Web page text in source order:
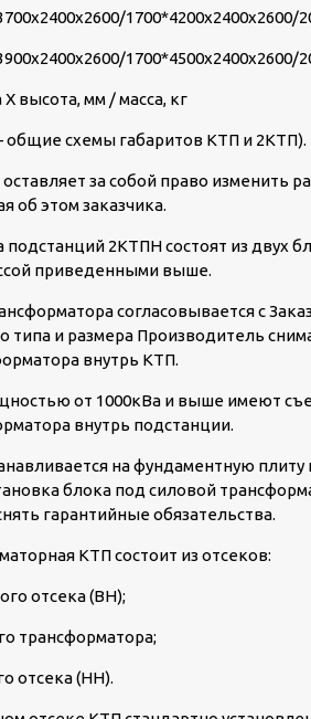
1700*4200х2400х2600/
1700*4500х2400х2600/
высота, мм / масса, кг
общие схемы габаритов КТП и 2КТП).
за собой право изменить
об этом заказчика.
подстанций 2КТПН состоят из двух
приведенными выше.
согласовывается с
типа и размера Производитель
внутрь КТП.
от 1000кВа и выше имеют
внутрь подстанции.
на фундаментную
блока под силовой
гарантийные обязательства.
КТП состоит из отсеков:
отсека (ВН);
трансформатора;
отсека (НН).